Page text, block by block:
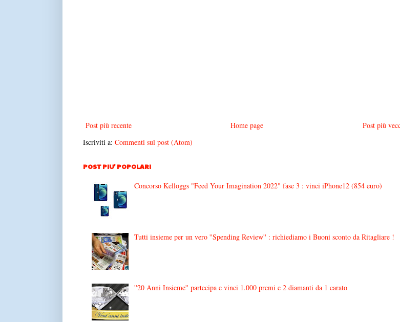
Post più recente Post più
Home page
Iscriviti a: Commenti sul post (Atom)
POST PIU' POPOLARI
Concorso Kelloggs "Feed Your Imagination 2022" fase 3 : vinci iPhone12 (854 euro)
Tutti insieme per un vero ''Spending Review'' : richiediamo i Buoni sconto da Ritagliare !
''20 Anni Insieme'' partecipa e vinci 1.000 premi e 2 diamanti da 1 carato